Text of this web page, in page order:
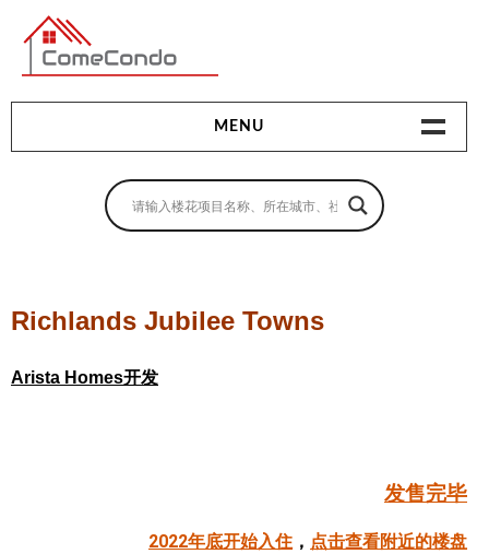
多伦多最新最全的楼花搜索引擎
MENU
地产相关
卖房指南
贷款指南
Richlands Jubilee Towns
Arista Homes开发
发售完毕
2022年底开始入住 ， 点击查看附近的楼盘